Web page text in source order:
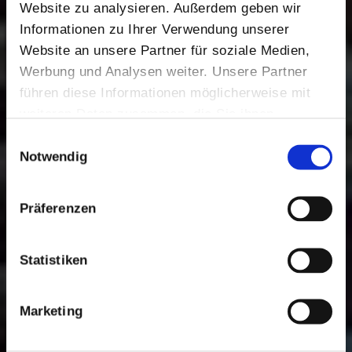
Website zu analysieren. Außerdem geben wir
Informationen zu Ihrer Verwendung unserer
Website an unsere Partner für soziale Medien,
Werbung und Analysen weiter. Unsere Partner
führen diese Informationen möglicherweise mit
weiteren Daten zusammen, die Sie ihnen
Nutzung der Dienste gesammelt haben. Sie geben
Notwendig
Präferenzen
Statistiken
Marketing